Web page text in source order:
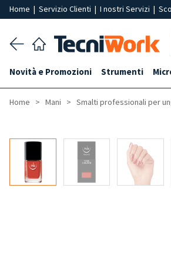
Home | Servizio Clienti | I nostri Servizi |
Novità e Promozioni Strumenti
Home Mani Smalti professionali per